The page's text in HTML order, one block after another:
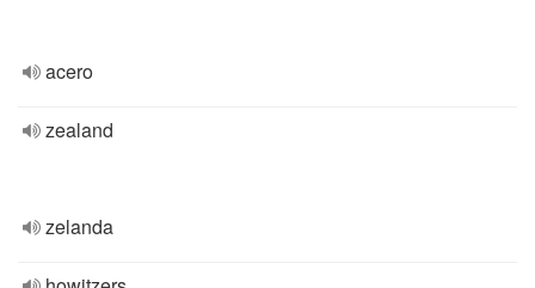
acero
zealand
zelanda